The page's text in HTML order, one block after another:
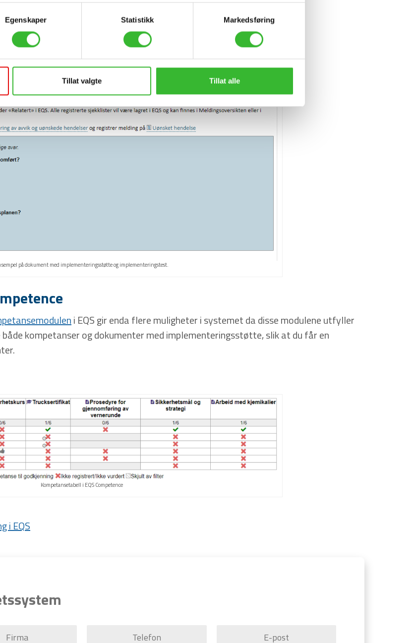
Egenskaper Statistikk Markedsføring
Tillat valgte Tillat alle
på dokument med implementeringsstøtte og implementeringstest.
i EQS gir enda flere muligheter i systemet da disse modulene utfyller
kompetanser og dokumenter med implementeringsstøtte, slik at du får en
Kompetansetabell i EQS Competence
i EQS